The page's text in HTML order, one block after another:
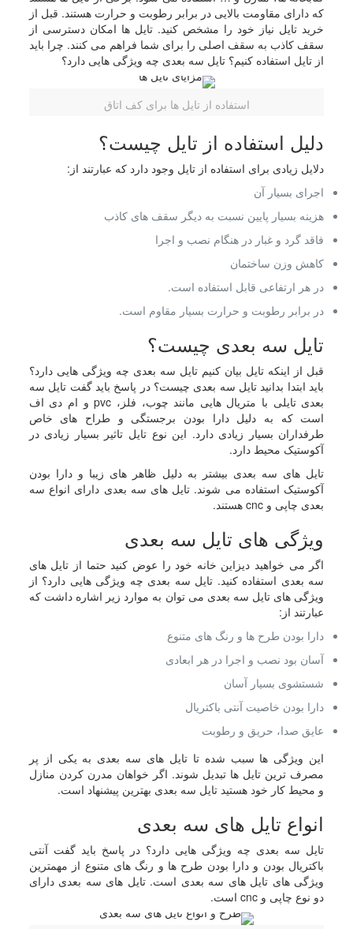
که دارای مقاومت بالایی در برابر رطوبت و حرارت هستند. قبل از
خرید تایل نیاز خود را مشخص کنید. تایل ها امکان دسترسی از
سقف کاذب به سقف اصلی را برای شما فراهم می کنند. چرا باید
از تایل استفاده کنیم؟ تایل سه بعدی چه ویژگی هایی دارد؟
استفاده از تایل ها برای کف اتاق
دلیل استفاده از تایل چیست؟
دلایل زیادی برای استفاده از تایل وجود دارد که عبارتند از:
اجرای بسیار آن
هزینه بسیار پایین نسبت به دیگر سقف های کاذب
فاقد گرد و غبار در هنگام نصب و اجرا
کاهش وزن ساختمان
در هر ارتفاعی قابل استفاده است.
در برابر رطوبت و حرارت بسیار مقاوم است.
تایل سه بعدی چیست؟
قبل از اینکه تایل بیان کنیم تایل سه بعدی چه ویژگی هایی دارد؟
باید ابتدا بدانید تایل سه بعدی چیست؟ در پاسخ باید گفت تایل سه
بعدی تایلی با متریال هایی مانند چوب، فلز، pvc و ام دی اف
است که به دلیل دارا بودن برجستگی و طراح های خاص
طرفداران بسیار زیادی دارد. این نوع تایل تاثیر بسیار زیادی در
آکوستیک محیط دارد.
تایل های سه بعدی بیشتر به دلیل ظاهر های زیبا و دارا بودن
آکوستیک استفاده می شوند. تایل های سه بعدی دارای انواع سه
بعدی چاپی و cnc هستند.
ویژگی های تایل سه بعدی
اگر می خواهید دیزاین خانه خود را عوض کنید حتما از تایل های
سه بعدی استفاده کنید. تایل سه بعدی چه ویژگی هایی دارد؟ از
ویژگی های تایل سه بعدی می توان به موارد زیر اشاره داشت که
عبارتند از:
دارا بودن طرح ها و رنگ های متنوع
آسان بود نصب و اجرا در هر ابعادی
شستشوی بسیار آسان
دارا بودن خاصیت آنتی باکتریال
عایق صدا، حریق و رطوبت
این ویژگی ها سبب شده تا تایل های سه بعدی به یکی از پر
مصرف ترین تایل ها تبدیل شوند. اگر خواهان مدرن کردن منازل
و محیط کار خود هستید تایل سه بعدی بهترین پیشنهاد است.
انواع تایل های سه بعدی
تایل سه بعدی چه ویژگی هایی دارد؟ در پاسخ باید گفت آنتی
باکتریال بودن و دارا بودن طرح ها و رنگ های متنوع از مهمترین
ویژگی های تایل های سه بعدی است. تایل های سه بعدی دارای
دو نوع چاپی و cnc است.